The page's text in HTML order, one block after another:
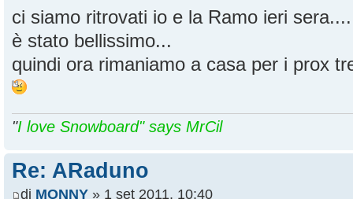
ci siamo ritrovati io e la Ramo ieri sera....
è stato bellissimo...
quindi ora rimaniamo a casa per i prox
"I love Snowboard" says MrCil
Re: ARaduno
di MONNY » 1 set 2011, 10:40